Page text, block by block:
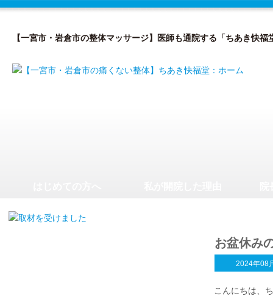
【一宮市・岩倉市の整体マッサージ】医師も通院する「ちあき快福
お盆休み
2024年08
こんにちは、